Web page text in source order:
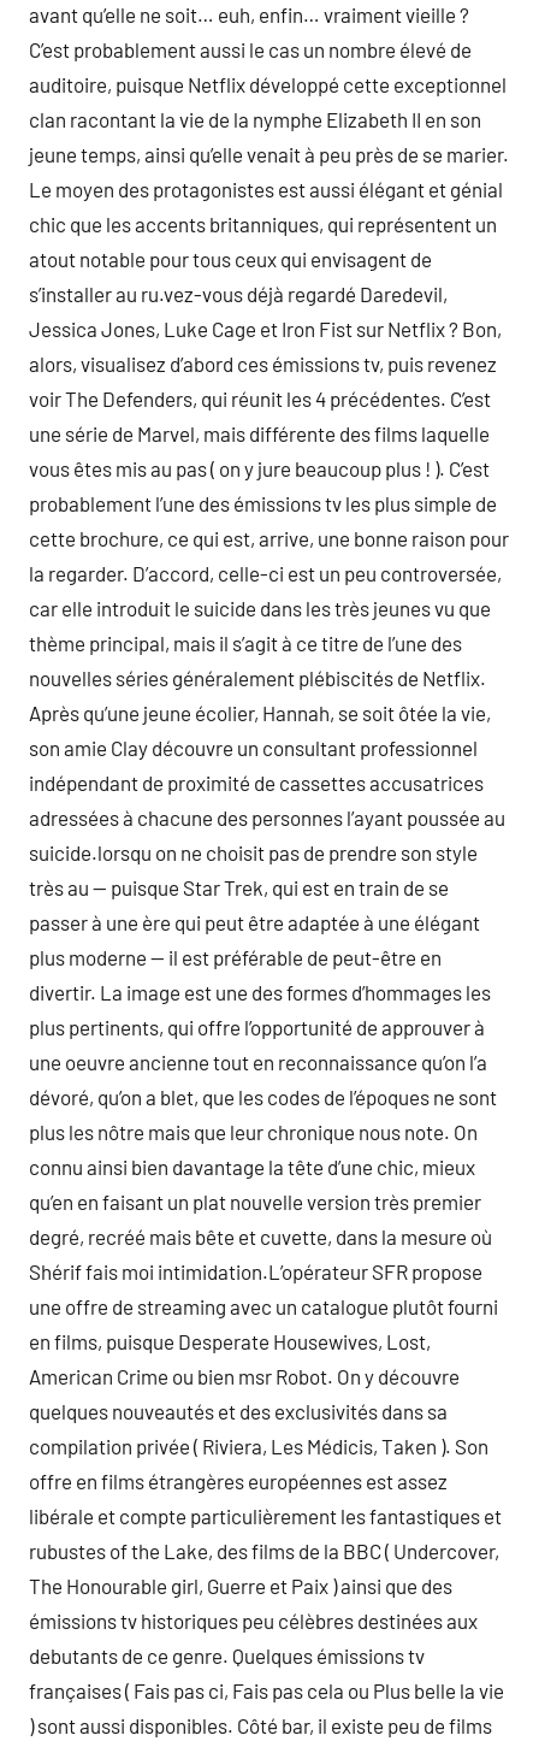
avant qu’elle ne soit… euh, enfin… vraiment vieille ?
C’est probablement aussi le cas un nombre élevé de
auditoire, puisque Netflix développé cette exceptionnel
clan racontant la vie de la nymphe Elizabeth II en son
jeune temps, ainsi qu’elle venait à peu près de se marier.
Le moyen des protagonistes est aussi élégant et génial
chic que les accents britanniques, qui représentent un
atout notable pour tous ceux qui envisagent de
s’installer au ru.vez-vous déjà regardé Daredevil,
Jessica Jones, Luke Cage et Iron Fist sur Netflix ? Bon,
alors, visualisez d’abord ces émissions tv, puis revenez
voir The Defenders, qui réunit les 4 précédentes. C’est
une série de Marvel, mais différente des films laquelle
vous êtes mis au pas ( on y jure beaucoup plus ! ). C’est
probablement l’une des émissions tv les plus simple de
cette brochure, ce qui est, arrive, une bonne raison pour
la regarder. D’accord, celle-ci est un peu controversée,
car elle introduit le suicide dans les très jeunes vu que
thème principal, mais il s’agit à ce titre de l’une des
nouvelles séries généralement plébiscités de Netflix.
Après qu’une jeune écolier, Hannah, se soit ôtée la vie,
son amie Clay découvre un consultant professionnel
indépendant de proximité de cassettes accusatrices
adressées à chacune des personnes l’ayant poussée au
suicide.lorsqu on ne choisit pas de prendre son style
très au — puisque Star Trek, qui est en train de se
passer à une ère qui peut être adaptée à une élégant
plus moderne — il est préférable de peut-être en
divertir. La image est une des formes d’hommages les
plus pertinents, qui offre l’opportunité de approuver à
une oeuvre ancienne tout en reconnaissance qu’on l’a
dévoré, qu’on a blet, que les codes de l’époques ne sont
plus les nôtre mais que leur chronique nous note. On
connu ainsi bien davantage la tête d’une chic, mieux
qu’en en faisant un plat nouvelle version très premier
degré, recréé mais bête et cuvette, dans la mesure où
Shérif fais moi intimidation.L’opérateur SFR propose
une offre de streaming avec un catalogue plutôt fourni
en films, puisque Desperate Housewives, Lost,
American Crime ou bien msr Robot. On y découvre
quelques nouveautés et des exclusivités dans sa
compilation privée ( Riviera, Les Médicis, Taken ). Son
offre en films étrangères européennes est assez
libérale et compte particulièrement les fantastiques et
rubustes of the Lake, des films de la BBC ( Undercover,
The Honourable girl, Guerre et Paix ) ainsi que des
émissions tv historiques peu célèbres destinées aux
debutants de ce genre. Quelques émissions tv
françaises ( Fais pas ci, Fais pas cela ou Plus belle la vie
) sont aussi disponibles. Côté bar, il existe peu de films